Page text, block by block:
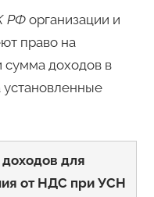
РФорганизации и
право на
доходов в
для
от НДС при УСН